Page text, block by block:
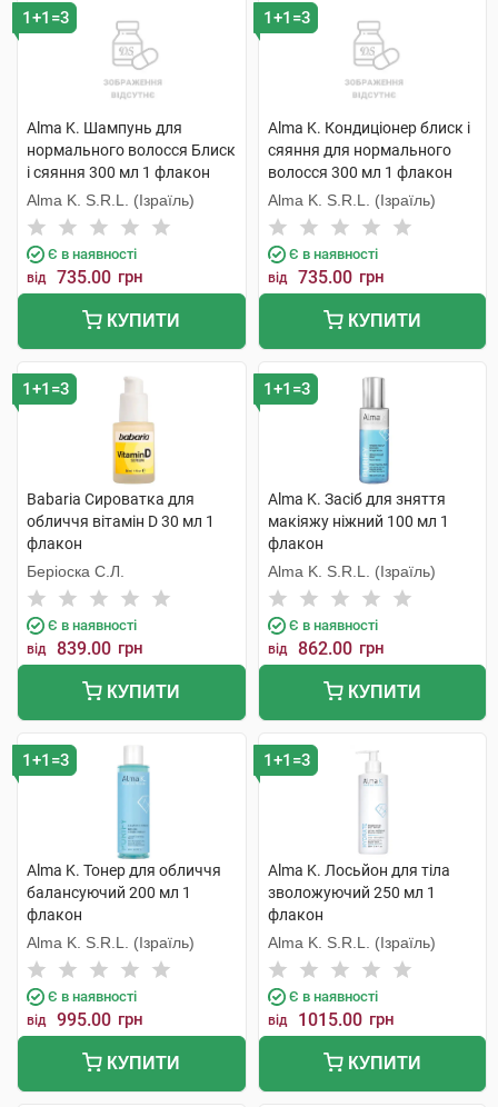
1+1=3
Alma K. Шампунь для
нормального волосся Блиск
і сяяння 300 мл 1 флакон
Alma K. S.R.L. (Ізраїль)
Є в наявності
від 735.00 грн
КУПИТИ
1+1=3
Alma K. Кондиціонер блиск і
сяяння для нормального
волосся 300 мл 1 флакон
Alma K. S.R.L. (Ізраїль)
Є в наявності
від 735.00 грн
КУПИТИ
1+1=3
Babaria Сироватка для
обличчя вітамін D 30 мл 1
флакон
Беріоска С.Л.
Є в наявності
від 839.00 грн
КУПИТИ
1+1=3
Alma K. Засіб для зняття
макіяжу ніжний 100 мл 1
флакон
Alma K. S.R.L. (Ізраїль)
Є в наявності
від 862.00 грн
КУПИТИ
1+1=3
Alma K. Тонер для обличчя
балансуючий 200 мл 1
флакон
Alma K. S.R.L. (Ізраїль)
Є в наявності
від 995.00 грн
КУПИТИ
1+1=3
Alma K. Лосьйон для тіла
зволожуючий 250 мл 1
флакон
Alma K. S.R.L. (Ізраїль)
Є в наявності
від 1015.00 грн
КУПИТИ